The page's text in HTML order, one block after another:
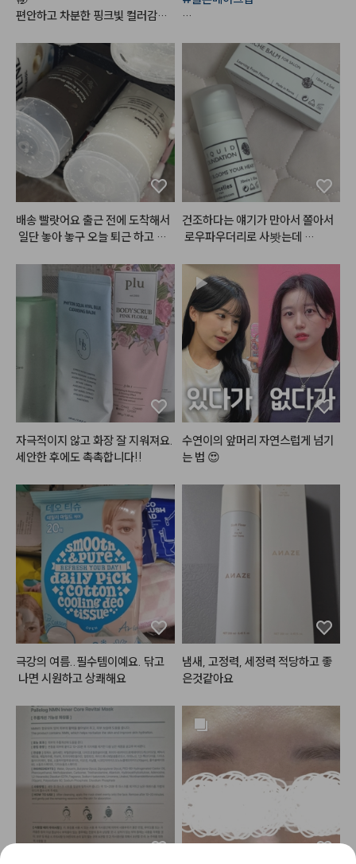
편안하고 차분한 핑크빛 컬러감으
말 많이 가는 최애 조합
#한스킨 다크써클 커버컨실러 '로
+ #꾸셀 비체밤 01
#데이지크#웜쿨블렌딩컬렉션
쿨블렌딩섀도우팔레트
Blush
#데이지크 #웜쿨블렌딩컬렉션#
쿨블렌딩무드치크
Lip
#맥#서트리니스
#네이처리퍼블릭
바이플라워 글
라스 듀 틴트 '로즈메모리'
배송 빨랏어요 출근 전에 도착해서
일단 놓아 놓구 오늘 퇴근 하고 써
건조하다는 얘기가 만아서 쫄아서
로우파우더리로 사봣는데
다는 괜찬앗아요..!!
확실히 단독으로 바르고 파우더처
리하고 이러면 조금 가뭄이 올거같
긴한데 어차피 커버력이 업는 쪽이
라 다른거 섞발하고 기초 빡 먹여주
면 잘 버텨줄거같아요... 다만 향기
가 진짜 그 티슈같은 꽃향 같은거
나서 개인적으론 불호긴 해요 ㅜㅜ
괜히 트러블 올라올거 같고ㅠㅠ..
그치만 색상이 진짜 핑크크림컬러
라 화사하고 예뻐요.. 제발 다크닝
만 없길 바라며,, ★
자극적이지 않고 화장 잘 지워져요.
세안한 후에도 촉촉합니다!!
수연이의 앞머리 자연스럽게 넘기
는 법 😍
극강의 여름..필수템이예요. 닦고
나면 시원하고 상쾌해요
냄새, 고정력, 세정력 적당하고 좋
은것같아요